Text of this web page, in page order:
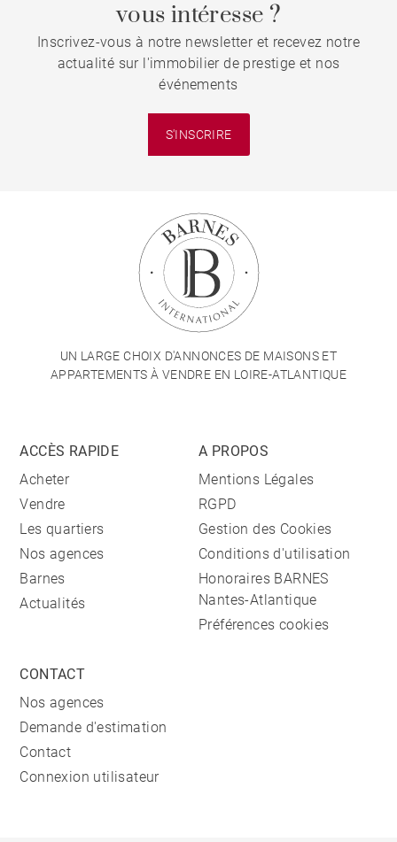
vous intéresse ?
Inscrivez-vous à notre newsletter et recevez notre
actualité sur l'immobilier de prestige et nos
événements
S'INSCRIRE
UN LARGE CHOIX D'ANNONCES DE MAISONS ET
APPARTEMENTS À VENDRE EN LOIRE-ATLANTIQUE
ACCÈS RAPIDE
Acheter
Vendre
Les quartiers
Nos agences
Barnes
Actualités
A PROPOS
Mentions Légales
RGPD
Gestion des Cookies
Conditions d'utilisation
Honoraires BARNES
Nantes-Atlantique
Préférences cookies
CONTACT
Nos agences
Demande d'estimation
Contact
Connexion utilisateur